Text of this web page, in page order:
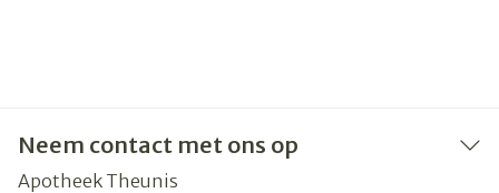
Neem contact met ons op
Apotheek Theunis